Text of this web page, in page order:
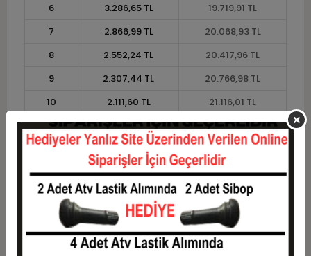
6
3.286,65 TL
19.719,91 TL
7
2.866,99 TL
20.068,93 TL
8
2.552,24 TL
20.417,96 TL
9
2.307,44 TL
20.766,98 TL
10
2.111,60 TL
21.116,01 TL
11
1.935,50 TL
21.290,52 TL
12
1.803,30 TL 21.639,55 TL
Taksit Taksit Tutarı
Toplam Tutar
1
17.451,25 TL
17.451,25 TL